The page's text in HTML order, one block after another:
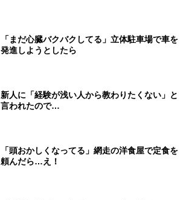
「まだ心臓バクバクしてる」立体駐車場で車を
発進しようとしたら
新人に「経験が浅い人から教わりたくない」と
言われたので…
「頭おかしくなってる」網走の洋食屋で定食を
頼んだら…え！